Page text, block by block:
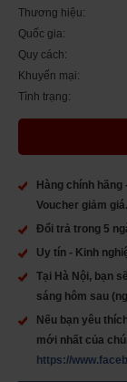
Thương hiệu:
Quốc gia:
Quy cách:
Khuyến mại:
Tình trạng:
Hàng chính hãng
Voucher giảm giá.
Đổi trả trong 5
Uy tín - Kinh
Tại Hà Nội, bạn
sáng hôm sau
Nếu bạn yêu
mới nhất của
https://